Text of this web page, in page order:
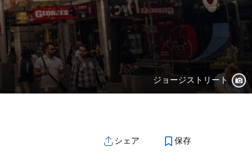
ジョージストリート
シェア 保存